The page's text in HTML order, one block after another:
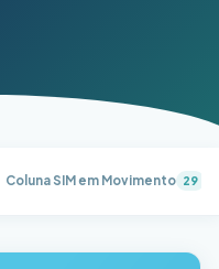
Coluna SIM em Movimento 29